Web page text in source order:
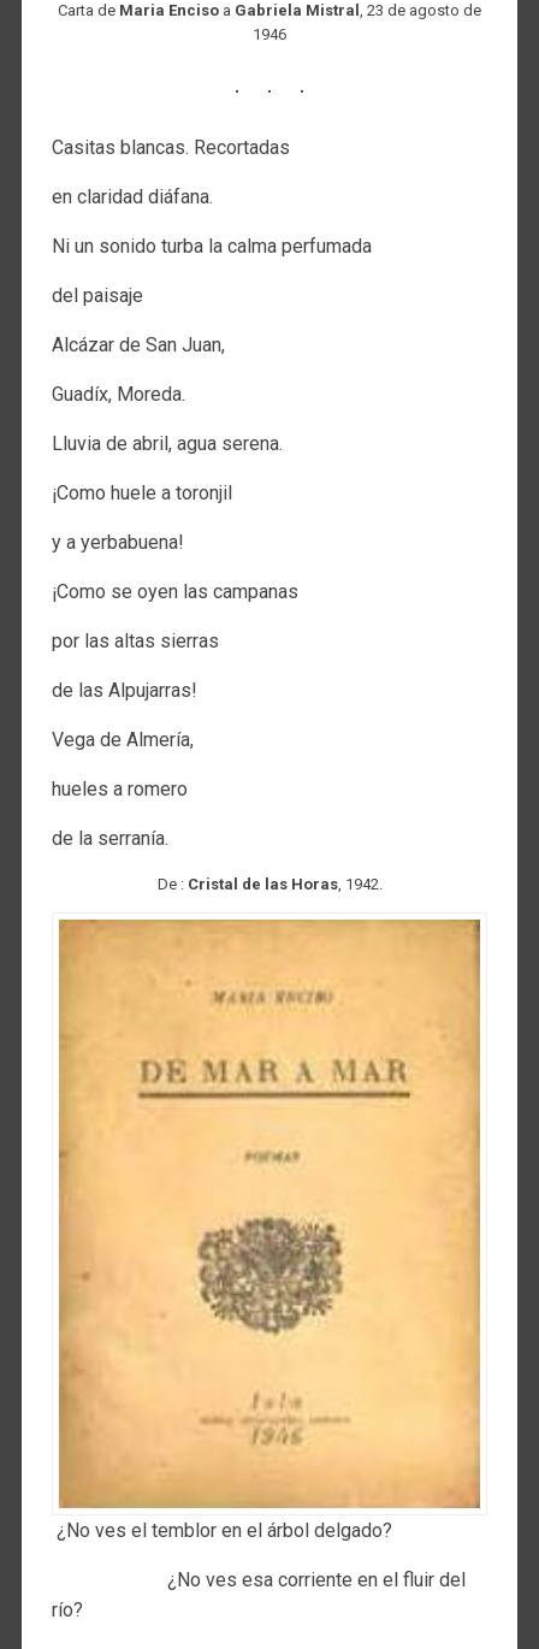
Carta de Maria Enciso a Gabriela Mistral , 23 de agosto de
1946
Casitas blancas. Recortadas
en claridad diáfana.
Ni un sonido turba la calma perfumada
del paisaje
Alcázar de San Juan,
Guadíx, Moreda.
Lluvia de abril, agua serena.
¡Como huele a toronjil
y a yerbabuena!
¡Como se oyen las campanas
por las altas sierras
de las Alpujarras!
Vega de Almería,
hueles a romero
de la serranía.
De : Cristal de las Horas, 1942.
¿No ves el temblor en el árbol delgado?
¿No ves esa corriente en el fluir del
río?